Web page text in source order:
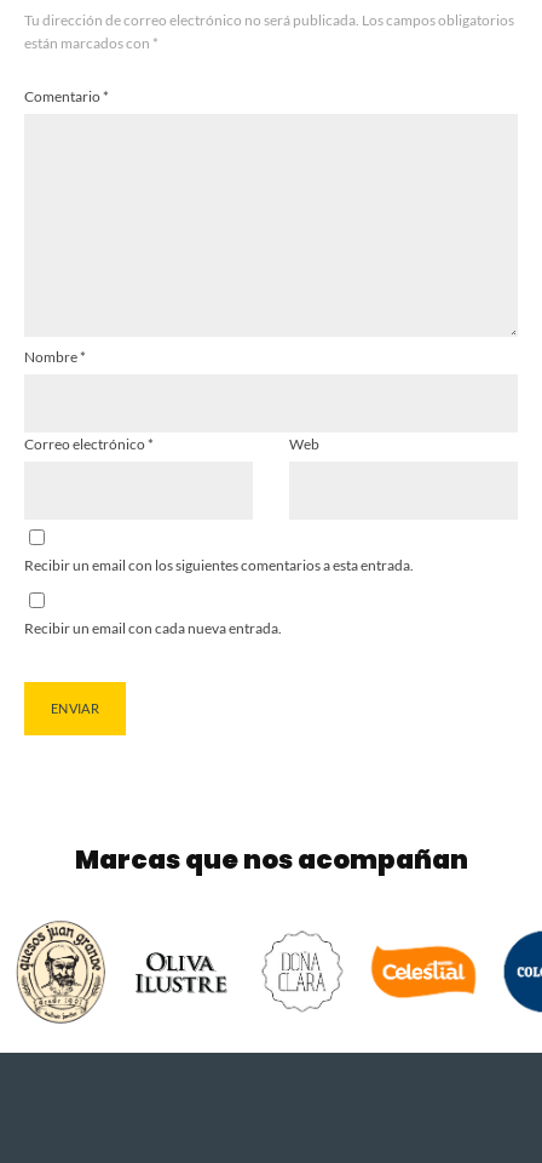
Tu dirección de correo electrónico no será publicada. Los campos obligatorios
están marcados con *
Comentario*
Nombre*
Correo electrónico* Web
Recibir un email con los siguientes comentarios a esta entrada.
Recibir un email con cada nueva entrada.
Marcas que nos acompañan